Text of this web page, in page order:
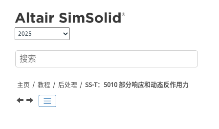
主页 教程 后处理 SS-T：5010 部分响应和动态反作用力